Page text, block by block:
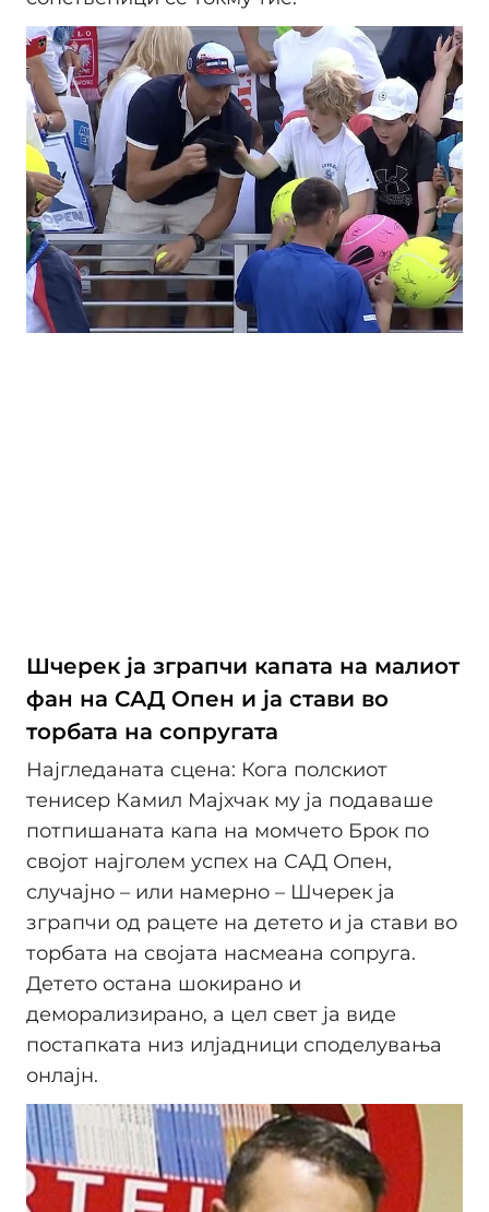
Шчерек ја зграпчи капата на малиот
фан на САД Опен и ја стави во
торбата на сопругата
Најгледаната сцена: Кога полскиот
тенисер Камил Мајхчак му ја подаваше
потпишаната капа на момчето Брок по
својот најголем успех на САД Опен,
случајно – или намерно – Шчерек ја
зграпчи од рацете на детето и ја стави во
торбата на својата насмеана сопруга.
Детето остана шокирано и
деморализирано, а цел свет ја виде
постапката низ илјадници споделувања
онлајн.